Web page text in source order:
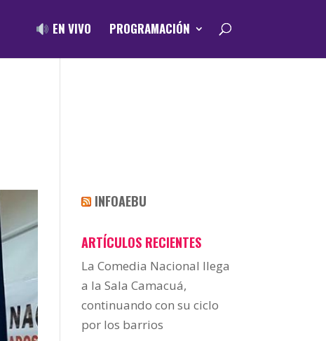
EN VIVO PROGRAMACIÓN
INFOAEBU
ARTÍCULOS RECIENTES
La Comedia Nacional llega
a la Sala Camacuá,
continuando con su ciclo
por los barrios